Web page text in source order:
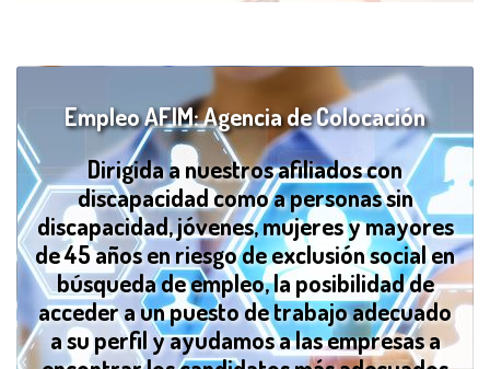
Empleo AFIM: Agencia de Colocación
Dirigida a nuestros afiliados con
discapacidad como a personas sin
discapacidad, jóvenes, mujeres y mayores
de 45 años en riesgo de exclusión social en
búsqueda de empleo, la posibilidad de
acceder a un puesto de trabajo adecuado
a su perfil y ayudamos a las empresas a